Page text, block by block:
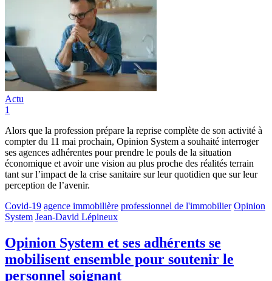
Actu
1
Alors que la profession prépare la reprise complète de son activité à
compter du 11 mai prochain, Opinion System a souhaité interroger
ses agences adhérentes pour prendre le pouls de la situation
économique et avoir une vision au plus proche des réalités terrain
tant sur l’impact de la crise sanitaire sur leur quotidien que sur leur
perception de l’avenir.
Covid-19 agence immobilière professionnel de l'immobilier Opinion
System Jean-David Lépineux
Opinion System et ses adhérents se
mobilisent ensemble pour soutenir le
personnel soignant